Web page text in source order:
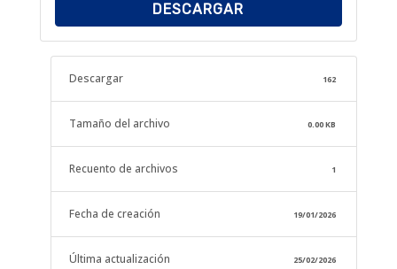
DESCARGAR
Descargar 162
Tamaño del archivo 0.00 KB
Recuento de archivos 1
Fecha de creación 19/01/2026
Última actualización 25/02/2026